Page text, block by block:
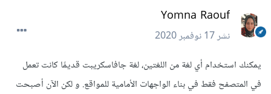
Yomna Raouf
نشر17 نوفمبر 2020
يمكنك استخدام أي لغة من اللغتين، لغة جافاسكريبت قديمًا كانت تعمل
في المتصفح فقط في بناء الواجهات الأمامية للمواقع. و لكن الآن أصبحت